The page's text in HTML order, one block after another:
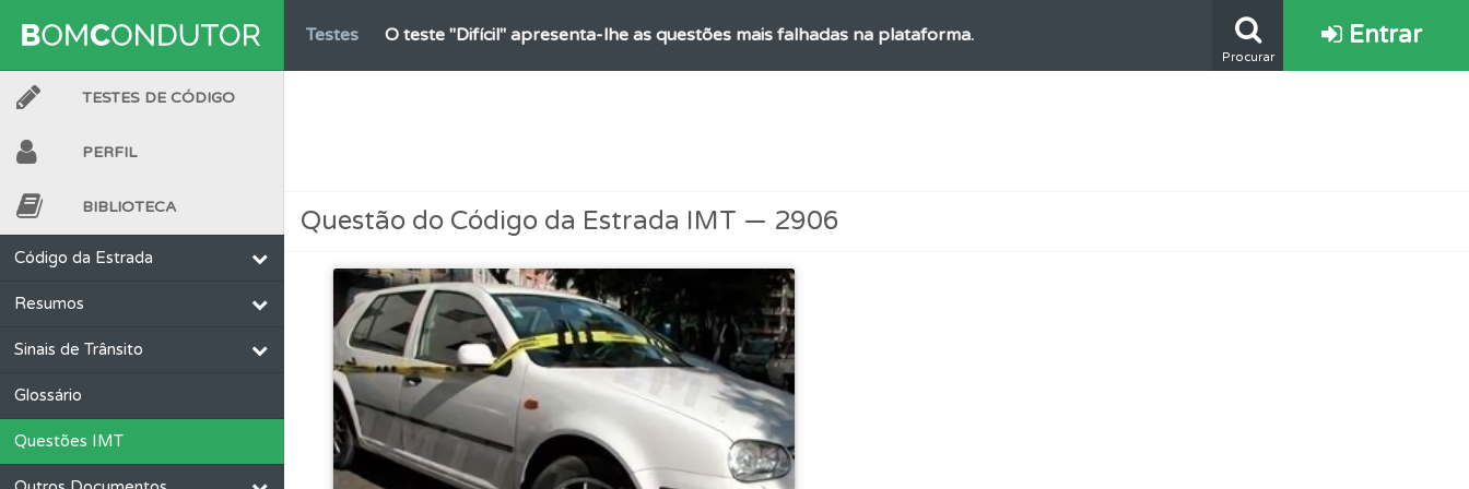
Testes O teste "Difícil" apresenta-lhe as questões mais falhadas na plataforma.
Questões Pode guardar uma questão colocando-a como favorita.
Conta Crie uma conta para não perder as suas estatísticas.
Perfil Consulte as suas estatísticas no seu perfil.
Procurar
Entrar
TESTES DE CÓDIGO
PERFIL
BIBLIOTECA
Código da Estrada
Resumos
Sinais de Trânsito
Glossário
Questões IMT
Questão do Código da Estrada IMT — 2906